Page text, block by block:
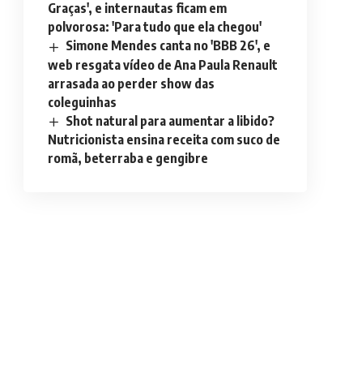
Graças', e internautas ficam em
polvorosa: 'Para tudo que ela chegou'
Simone Mendes canta no 'BBB 26', e
web resgata vídeo de Ana Paula Renault
arrasada ao perder show das
coleguinhas
Shot natural para aumentar a libido?
Nutricionista ensina receita com suco de
romã, beterraba e gengibre